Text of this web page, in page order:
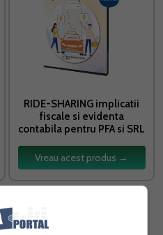
RIDE-SHARING implicatii
fiscale si evidenta
contabila pentru PFA si SRL
Vreau acest produs →